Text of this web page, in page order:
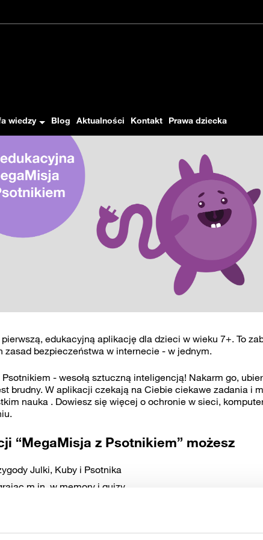
wiedzy Blog Aktualności Kontakt Prawa dziecka
pierwszą, edukacyjną aplikację dla dzieci w wieku 7+. To
zasad bezpieczeństwa w internecie - w jednym.
- wesołą sztuczną inteligencją! Nakarm go,
brudny. W aplikacji czekają na Ciebie ciekawe zadania i
nauka . Dowiesz się więcej o ochronie w sieci,
“MegaMisja z Psotnikiem” możesz
Julki, Kuby i Psotnika
m.in. w memory i quizy